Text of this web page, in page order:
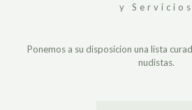
y Servicios
Ponemos a su disposicion una lista
nudistas.